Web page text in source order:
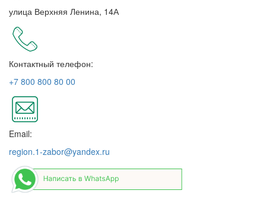
улица Верхняя Ленина, 14А
Контактный телефон:
+7 800 800 80 00
Email:
region.1-zabor@yandex.ru